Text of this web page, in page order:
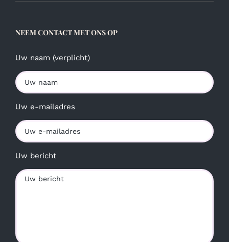
NEEM CONTACT MET ONS OP
Uw naam (verplicht)
Uw e-mailadres
Uw bericht